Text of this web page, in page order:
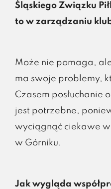
Śląskiego Związku
to w zarządzaniu
Może nie pomaga,
ma swoje problemy,
Czasem posłuchanie
jest potrzebne,
wyciągnąć ciekawe
w Górniku.
Jak wygląda